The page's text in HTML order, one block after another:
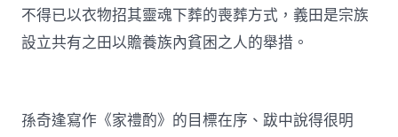
不得已以衣物招其靈魂下葬的喪葬方式，義田是宗族
設立共有之田以贍養族內貧困之人的舉措。
孫奇逢寫作《家禮酌》的目標在序、跋中說得很明